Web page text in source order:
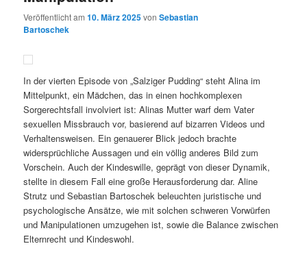
Veröffentlicht am10. März 2025vonSebastian
Bartoschek
In der vierten Episode von „Salziger Pudding“ steht Alina im
Mittelpunkt, ein Mädchen, das in einen hochkomplexen
Sorgerechtsfall involviert ist: Alinas Mutter warf dem Vater
sexuellen Missbrauch vor, basierend auf bizarren Videos und
Verhaltensweisen. Ein genauerer Blick jedoch brachte
widersprüchliche Aussagen und ein völlig anderes Bild zum
Vorschein. Auch der Kindeswille, geprägt von dieser Dynamik,
stellte in diesem Fall eine große Herausforderung dar. Aline
Strutz und Sebastian Bartoschek beleuchten juristische und
psychologische Ansätze, wie mit solchen schweren Vorwürfen
und Manipulationen umzugehen ist, sowie die Balance zwischen
Elternrecht und Kindeswohl.